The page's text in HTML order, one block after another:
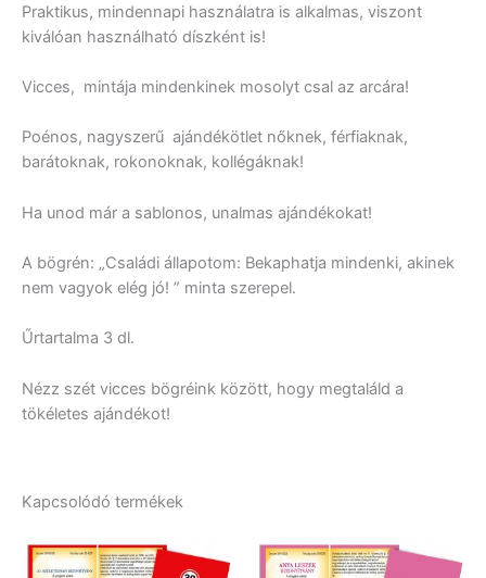
Praktikus, mindennapi használatra is alkalmas, viszont
kiválóan használható díszként is!
Vicces, mintája mindenkinek mosolyt csal az arcára!
Poénos, nagyszerű ajándékötlet nőknek, férfiaknak,
barátoknak, rokonoknak, kollégáknak!
Ha unod már a sablonos, unalmas ajándékokat!
A bögrén: „Családi állapotom: Bekaphatja mindenki, akinek
nem vagyok elég jó! ” minta szerepel.
Űrtartalma 3 dl.
Nézz szét vicces bögréink között, hogy megtaláld a
tökéletes ajándékot!
Kapcsolódó termékek